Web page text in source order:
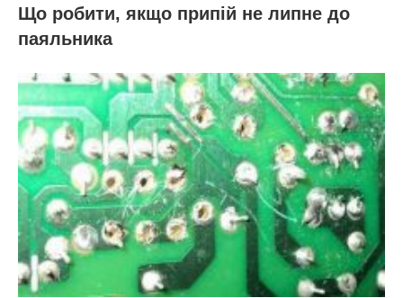
Що робити, якщо припій не липне до
паяльника